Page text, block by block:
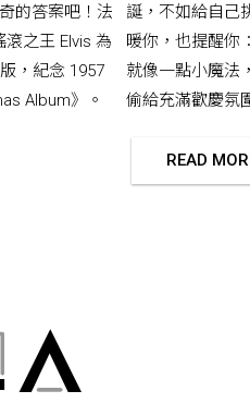
的答案吧！法
之王 Elvis 為
，紀念 1957
Album》。
誕，不如給自己
暖你，也提醒你
就像一點小魔法
偷給充滿歡慶氛
READ